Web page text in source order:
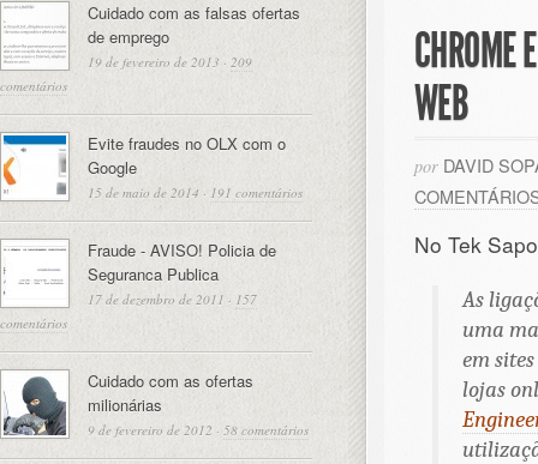
CHROME
WEB
por DAVID
No Tek
As
uma
em
lojas
Cuidado com as falsas ofertas
de emprego
19 de fevereiro de 2013 · 209
comentários
Evite fraudes no OLX com o
Google
15 de maio de 2014 · 191 comentários
Fraude - AVISO! Policia de
Seguranca Publica
17 de dezembro de 2011 · 157
comentários
Cuidado com as ofertas
milionárias
9 de fevereiro de 2012 · 58 comentários